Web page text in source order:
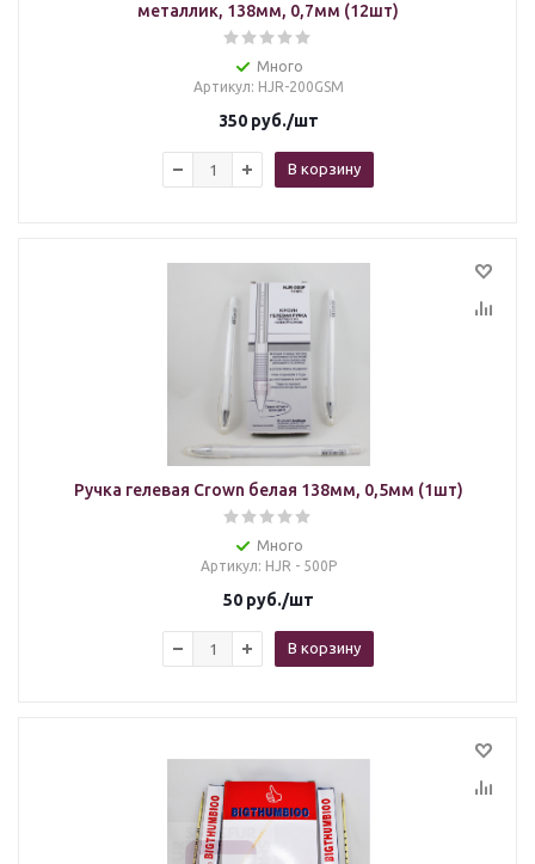
металлик, 138мм, 0,7мм (12шт)
Много
Артикул: HJR-200GSM
350руб./шт
В корзину
Ручка гелевая Crown белая 138мм, 0,5мм (1шт)
Много
Артикул: HJR - 500Р
50руб./шт
В корзину